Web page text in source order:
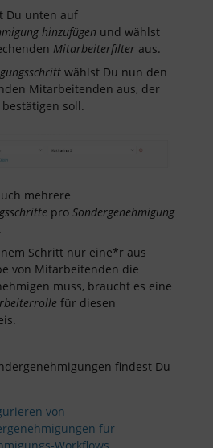
Du unten auf
hinzufügen und wählst
Mitarbeiterfilter aus.
wählst Du nun den
Mitarbeitenden aus, der
soll.
mehrere
pro Sondergenehmigung
Schritt nur eine*r aus
von Mitarbeitenden die
muss, braucht es eine
für diesen
findest Du
von
für